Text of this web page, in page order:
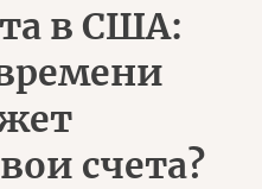
в США:
счета?